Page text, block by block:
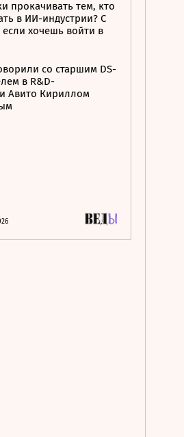
прокачивать тем, кто
в ИИ-индустрии? С
если хочешь войти в
со старшим DS-
в R&D-
Авито Кириллом